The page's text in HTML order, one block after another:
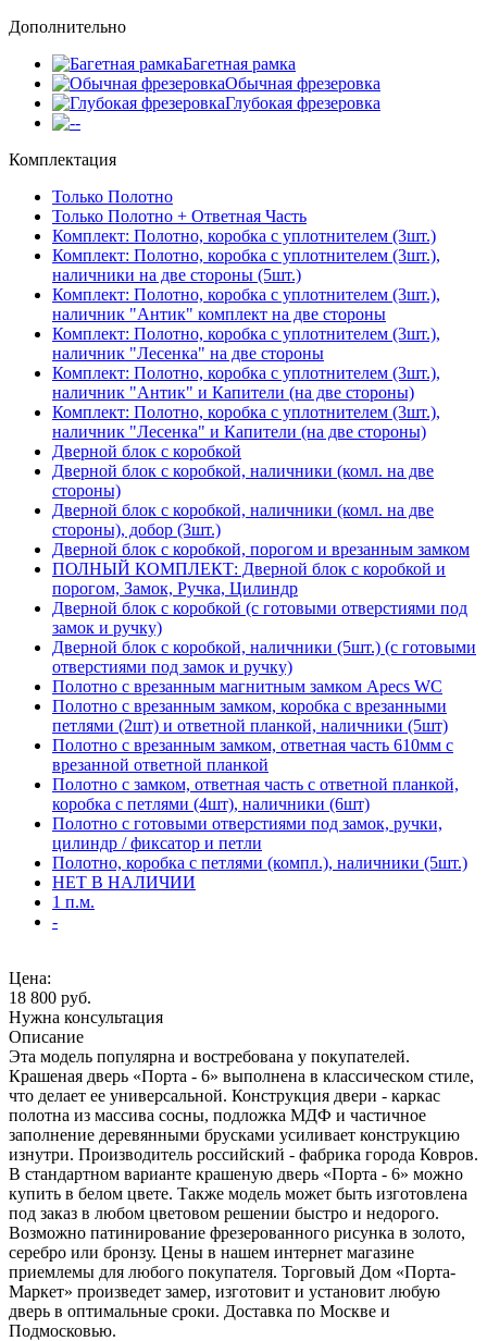
Дополнительно
Багетная рамка
Обычная фрезеровка
Глубокая фрезеровка
-
Комплектация
Только Полотно
Только Полотно + Ответная Часть
Комплект: Полотно, коробка с уплотнителем (3шт.)
Комплект: Полотно, коробка с уплотнителем (3шт.),
наличники на две стороны (5шт.)
Комплект: Полотно, коробка с уплотнителем (3шт.),
наличник "Антик" комплект на две стороны
Комплект: Полотно, коробка с уплотнителем (3шт.),
наличник "Лесенка" на две стороны
Комплект: Полотно, коробка с уплотнителем (3шт.),
наличник "Антик" и Капители (на две стороны)
Комплект: Полотно, коробка с уплотнителем (3шт.),
наличник "Лесенка" и Капители (на две стороны)
Дверной блок с коробкой
Дверной блок с коробкой, наличники (комл. на две
стороны)
Дверной блок с коробкой, наличники (комл. на две
стороны), добор (3шт.)
Дверной блок с коробкой, порогом и врезанным замком
ПОЛНЫЙ КОМПЛЕКТ: Дверной блок с коробкой и
порогом, Замок, Ручка, Цилиндр
Дверной блок с коробкой (с готовыми отверстиями под
замок и ручку)
Дверной блок с коробкой, наличники (5шт.) (с готовыми
отверстиями под замок и ручку)
Полотно с врезанным магнитным замком Apecs WC
Полотно с врезанным замком, коробка с врезанными
петлями (2шт) и ответной планкой, наличники (5шт)
Полотно с врезанным замком, ответная часть 610мм с
врезанной ответной планкой
Полотно с замком, ответная часть с ответной планкой,
коробка с петлями (4шт), наличники (6шт)
Полотно с готовыми отверстиями под замок, ручки,
цилиндр / фиксатор и петли
Полотно, коробка с петлями (компл.), наличники (5шт.)
НЕТ В НАЛИЧИИ
1 п.м.
-
Цена:
18 800 руб.
Нужна консультация
Описание
Эта модель популярна и востребована у покупателей.
Крашеная дверь «Порта - 6» выполнена в классическом стиле,
что делает ее универсальной. Конструкция двери - каркас
полотна из массива сосны, подложка МДФ и частичное
заполнение деревянными брусками усиливает конструкцию
изнутри. Производитель российский - фабрика города Ковров.
В стандартном варианте крашеную дверь «Порта - 6» можно
купить в белом цвете. Также модель может быть изготовлена
под заказ в любом цветовом решении быстро и недорого.
Возможно патинирование фрезерованного рисунка в золото,
серебро или бронзу. Цены в нашем интернет магазине
приемлемы для любого покупателя. Торговый Дом «Порта-
Маркет» произведет замер, изготовит и установит любую
дверь в оптимальные сроки. Доставка по Москве и
Подмосковью.